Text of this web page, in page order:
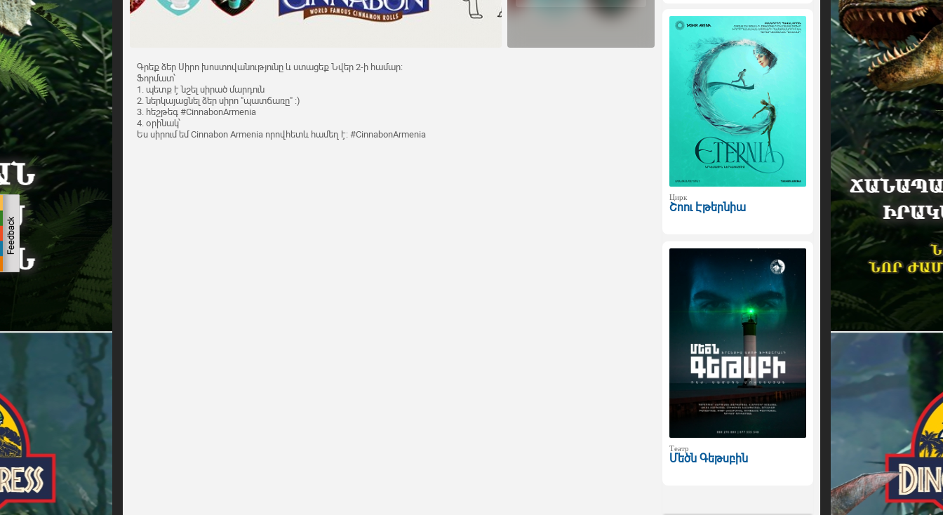
Գրեք ձեր Սիրո խոստովանությունը և ստացեք Նվեր 2-ի համար:
Ֆորմատ՝
1. պետք է նշել սիրած մարդուն
2. ներկայացնել ձեր սիրո "պատճառը" :)
3. հեշթեգ #CinnabonArmenia
4. օրինակ՝
Ես սիրում եմ Cinnabon Armenia որովհետև համեղ է: #CinnabonArmenia
Цирк
Շոու Էթերնիա
Театр
Մեծն Գեթսբին